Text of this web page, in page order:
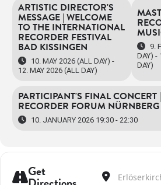
ARTISTIC DIRECTOR'S
MESSAGE | WELCOME
TO THE INTERNATIONAL
RECORDER FESTIVAL
BAD KISSINGEN
10. MAY 2026 (ALL DAY) -
12. MAY 2026 (ALL DAY)
9.
DAY) -
DAY)
PARTICIPANT'S FINAL
RECORDER FORUM NÜRNBERG
10. JANUARY 2026 19:30 - 22:30
Get Address - Les
Destination